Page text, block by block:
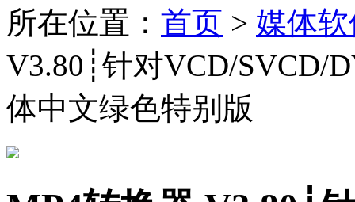
所在位置： 首页 > 媒体
V3.80┊针对VCD/SVCD/
体中文绿色特别版